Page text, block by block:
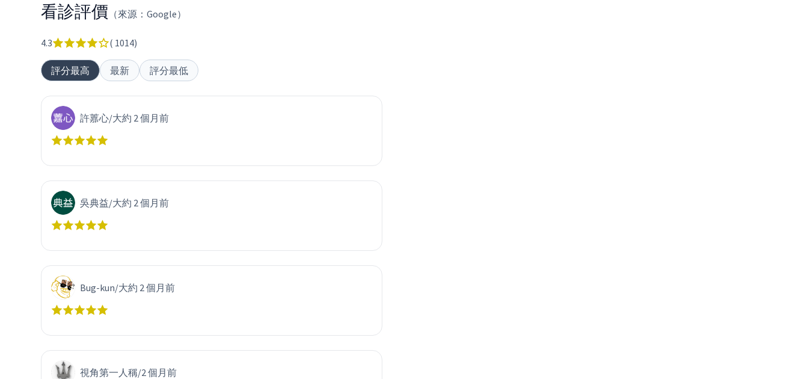
看診評價 （來源：Google）
4.3 ( 1014)
評分最高 最新 評分最低
許䕒心/大約 2 個月前
吳典益/大約 2 個月前
Bug-kun/大約 2 個月前
視角第一人稱/2 個月前